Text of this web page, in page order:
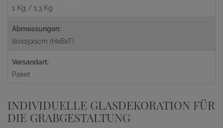
1 Kg / 1,3 Kg
Abmessungen:
60x15x1cm (HxBxT)
Versandart:
Paket
INDIVIDUELLE GLASDEKORATION FÜR
DIE GRABGESTALTUNG